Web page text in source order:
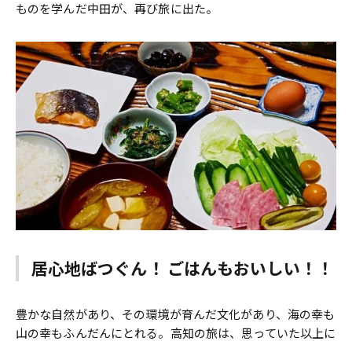
ものを学んだ中田が、再び旅に出た。
居心地ばつぐん！ ごはんもおいしい！！
豊かな自然があり、その環境が育んだ文化があり、海の幸も
山の幸もふんだんにとれる。高知の旅は、思っていた以上に